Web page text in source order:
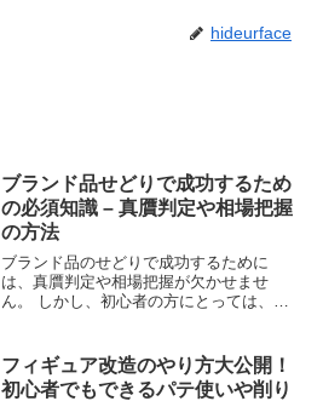
hideurface
ブランド品せどりで成功するため
の必須知識 – 真贋判定や相場把握
の方法
ブランド品のせどりで成功するために
は、真贋判定や相場把握が欠かせませ
ん。 しかし、初心者の方にとっては、何
どり初心者の方向けに、成功するための
必須知識をわかりやすくま...
フィギュア改造のやり方大公開！
初心者でもできるパテ使いや削り